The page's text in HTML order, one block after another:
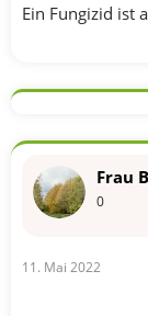
Ein Fungizid ist
Frau
0
11. Mai 2022